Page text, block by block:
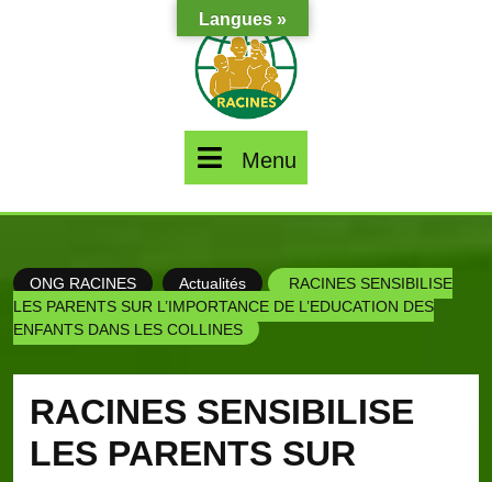
Menu
ONG RACINES Actualités
RACINES SENSIBILISE
LES PARENTS SUR L’IMPORTANCE DE L’EDUCATION DES
ENFANTS DANS LES COLLINES
RACINES SENSIBILISE
LES PARENTS SUR
Langues »